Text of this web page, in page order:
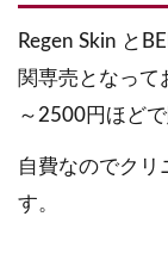
Regen Skin と
関専売となって
～2500円ほど
自費なのでクリ
す。